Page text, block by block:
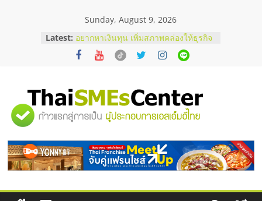
Sunday, August 9, 2026
Latest: อยากหาเงินทุน เพิ่มสภาพคล่องให้ธุรกิจ
เริ่มยังไงให้ผ่านฉลุย
สัมมนาออนไลน์ โอกาสบริหารสถานี
ThaiFranchise Meet Up จับคู่แฟรน
ไชส์ ครั้งที่ 8
ร้านเครื่องเสียงคุณภาพสูง พร้อม
บริษัท Cybersecurity ในไทยที่ไหนดี?
วิธีเลือกผู้ให้บริการให้คุ้มค่าและตอบ
โจทย์ธุรกิจ
"ศูนย์
รวม
ข้อมูล